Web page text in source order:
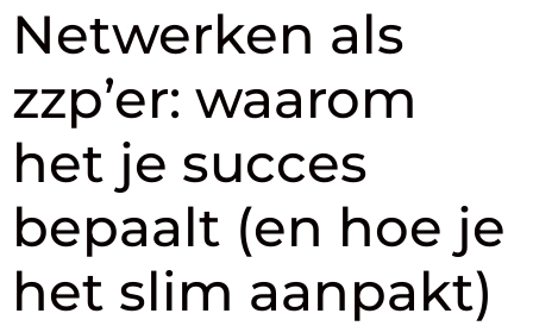
Netwerken als
zzp’er: waarom
het je succes
bepaalt (en hoe je
het slim aanpakt)